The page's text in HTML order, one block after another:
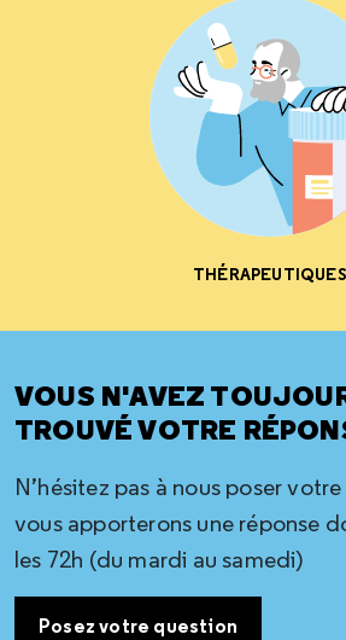
THÉRAPEUTIQUES
VOUS N'AVEZ
TROUVÉ VOTRE
N’hésitez pas à nous poser
vous apporterons une réponse
les 72h (du mardi au samedi)
Posez votre question